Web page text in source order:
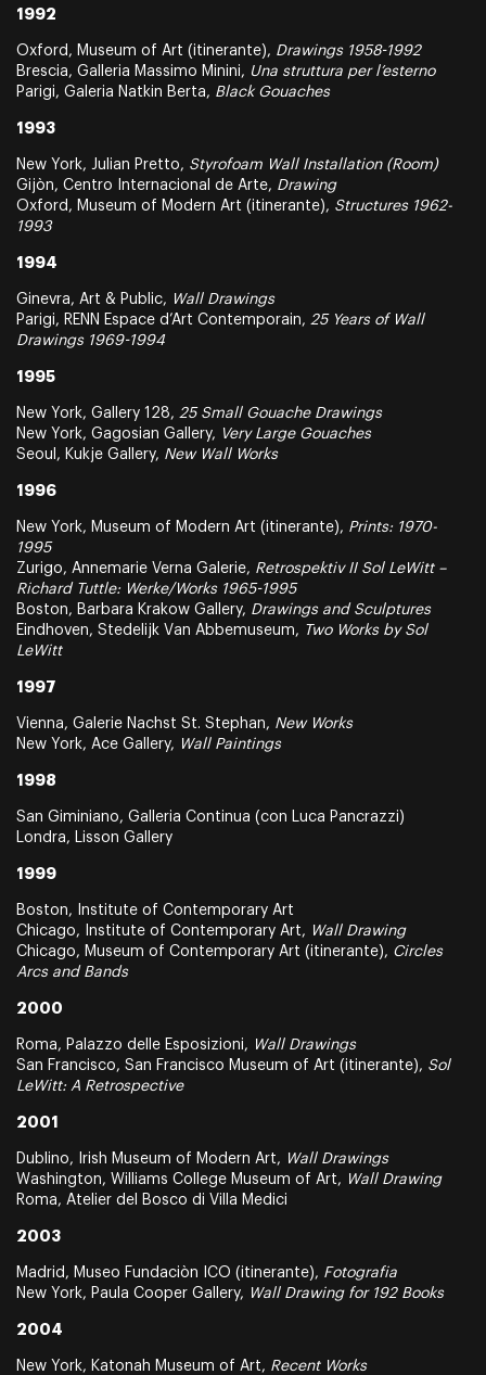
1992
Oxford, Museum of Art (itinerante), Drawings 1958-1992
Brescia, Galleria Massimo Minini, Una struttura per l’esterno
Parigi, Galeria Natkin Berta, Black Gouaches
1993
New York, Julian Pretto, Styrofoam Wall Installation (Room)
Gijòn, Centro Internacional de Arte, Drawing
Oxford, Museum of Modern Art (itinerante), Structures 1962-
1993
1994
Ginevra, Art & Public,
Wall Drawings
Parigi, RENN Espace d’Art Contemporain, 25 Years of Wall
Drawings 1969-1994
1995
New York, Gallery 128, 25 Small Gouache Drawings
New York, Gagosian Gallery, Very Large Gouaches
Seoul, Kukje Gallery, New Wall Works
1996
New York, Museum of Modern Art (itinerante), Prints: 1970-
1995
Zurigo, Annemarie Verna Galerie, Retrospektiv II Sol LeWitt –
Richard Tuttle: Werke/Works 1965-1995
Boston, Barbara Krakow Gallery, Drawings and Sculptures
Eindhoven, Stedelijk Van Abbemuseum, Two Works by Sol
LeWitt
1997
Vienna, Galerie Nachst St. Stephan, New Works
New York, Ace Gallery,
Wall Paintings
1998
San Giminiano, Galleria Continua (con Luca Pancrazzi)
Londra, Lisson Gallery
1999
Boston, Institute of Contemporary Art
Chicago, Institute of Contemporary Art,
Wall Drawing
Chicago, Museum of Contemporary Art (itinerante), Circles
Arcs and Bands
2000
Roma, Palazzo delle Esposizioni,
Wall Drawings
San Francisco, San Francisco Museum of Art (itinerante), Sol
LeWitt: A Retrospective
2001
Dublino, Irish Museum of Modern Art,
Wall Drawings
Washington, Williams College Museum of Art,
Wall Drawing
Roma, Atelier del Bosco di Villa Medici
2003
Madrid, Museo Fundaciòn ICO (itinerante), Fotografia
New York, Paula Cooper Gallery,
Wall Drawing for 192 Books
2004
New York, Katonah Museum of Art, Recent Works